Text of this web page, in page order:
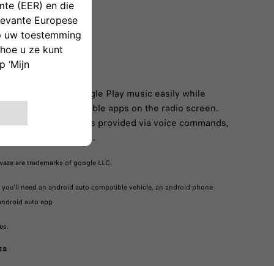
Maps and Google Play music easily while
all your compatible apps on the radio screen.
all the features provided via voice commands,
or the touchscreens.
are trademarks of google LLC.​
need an android auto compatible vehicle, an android phone
auto app